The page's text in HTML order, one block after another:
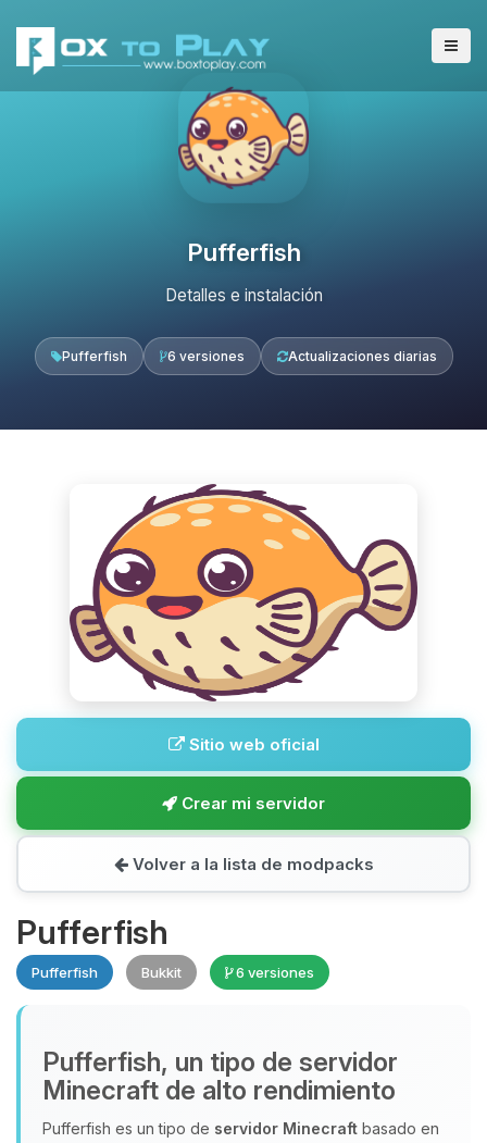
Pufferfish
Detalles e instalación
Pufferfish 6 versiones Actualizaciones diarias
Sitio web oficial
Crear mi servidor
Volver a la lista de modpacks
Pufferfish
Pufferfish Bukkit 6 versiones
Pufferfish, un tipo de servidor
Minecraft de alto rendimiento
Pufferfish es un tipo de servidor Minecraft basado en
hablar! Soy Choupy, tu pequeno